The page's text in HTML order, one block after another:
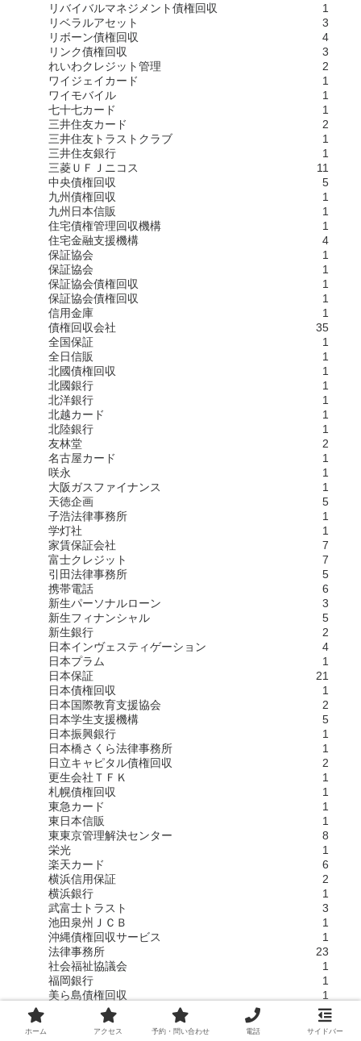
リバイバルマネジメント債権回収
1
リベラルアセット
3
リボーン債権回収
4
リンク債権回収
3
れいわクレジット管理
2
ワイジェイカード
1
ワイモバイル
1
七十七カード
1
三井住友カード
2
三井住友トラストクラブ
1
三井住友銀行
1
三菱ＵＦＪニコス
11
中央債権回収
5
九州債権回収
1
九州日本信販
1
住宅債権管理回収機構
1
住宅金融支援機構
4
保証協会
1
保証協会
1
保証協会債権回収
1
保証協会債権回収
1
信用金庫
1
債権回収会社
35
全国保証
1
全日信販
1
北國債権回収
1
北國銀行
1
北洋銀行
1
北越カード
1
北陸銀行
1
友林堂
2
名古屋カード
1
咲永
1
大阪ガスファイナンス
1
天徳企画
5
子浩法律事務所
1
学灯社
1
家賃保証会社
7
富士クレジット
7
引田法律事務所
5
携帯電話
6
新生パーソナルローン
3
新生フィナンシャル
5
新生銀行
2
日本インヴェスティゲーション
4
日本プラム
1
日本保証
21
日本債権回収
1
日本国際教育支援協会
2
日本学生支援機構
5
日本振興銀行
1
日本橋さくら法律事務所
1
日立キャピタル債権回収
2
更生会社ＴＦＫ
1
札幌債権回収
1
東急カード
1
東日本信販
1
東東京管理解決センター
8
栄光
1
楽天カード
6
横浜信用保証
2
横浜銀行
1
武富士トラスト
3
池田泉州ＪＣＢ
1
沖縄債権回収サービス
1
法律事務所
23
社会福祉協議会
1
福岡銀行
1
美ら島債権回収
1
自動車ローン
1
4
関西クレジットサービス
1
ホーム アクセス 予約・問い合わせ 電話 サイドバー